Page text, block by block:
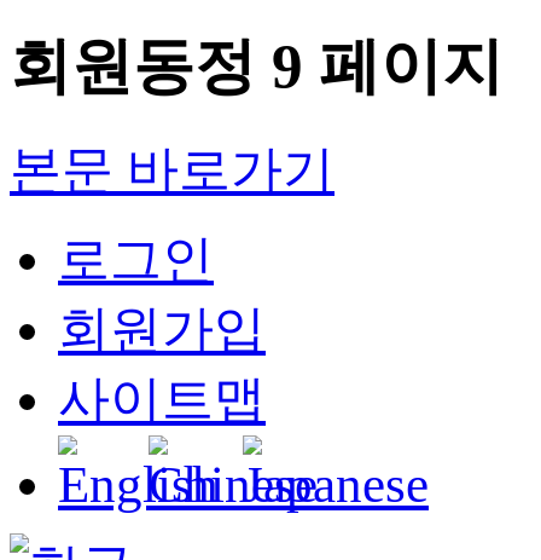
회원동정 9 페이지
본문 바로가기
로그인
회원가입
사이트맵